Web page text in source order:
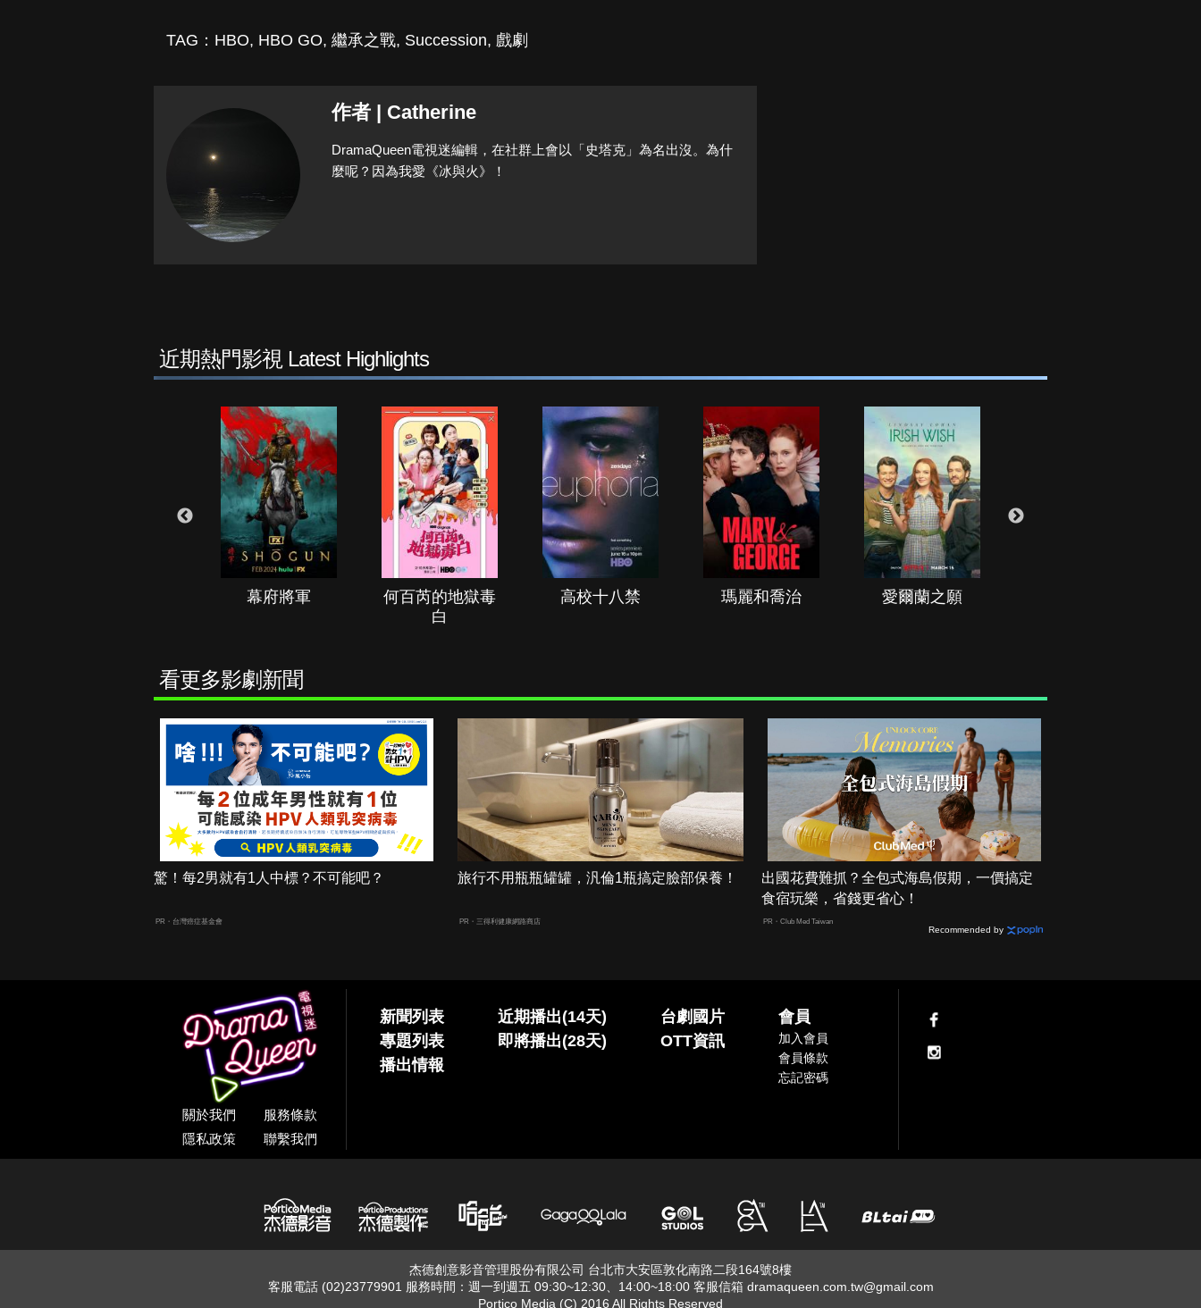
TAG： HBO, HBO GO, 繼承之戰, Succession, 戲劇
作者 | Catherine
DramaQueen電視迷編輯，在社群上會以「史塔克」為名出沒。為什
麼呢？因為我愛《冰與火》！
近期熱門影視 Latest Highlights
幕府將軍
何百芮的地獄毒
白
高校十八禁 瑪麗和喬治 愛爾蘭之願
看更多影劇新聞
驚！每2男就有1人中標？不可能吧？
PR・台灣癌症基金會
旅行不用瓶瓶罐罐，汎倫1瓶搞定臉部保養！
PR・三得利健康網路商店
出國花費難抓？全包式海島假期，一價搞定
食宿玩樂，省錢更省心！
PR・Club Med Taiwan
Recommended by
關於我們
服務條款
隱私政策
聯繫我們
新聞列表
專題列表
播出情報
近期播出(14天)
即將播出(28天)
台劇國片
OTT資訊
會員
加入會員
會員條款
忘記密碼
杰德創意影音管理股份有限公司 台北市大安區敦化南路二段164號8樓
客服電話 (02)23779901 服務時間：週一到週五 09:30~12:30、14:00~18:00 客服信箱 dramaqueen.com.tw@gmail.com
Portico Media (C) 2016 All Rights Reserved